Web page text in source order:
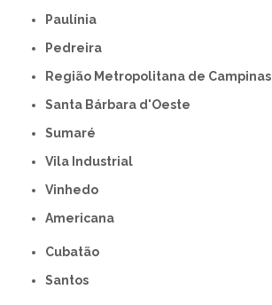
Paulínia
Pedreira
Região Metropolitana de Campinas
Santa Bárbara d'Oeste
Sumaré
Vila Industrial
Vinhedo
americana
Cubatão
Santos